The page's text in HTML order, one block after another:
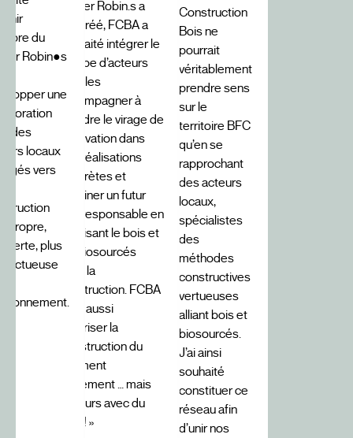
du
Robin●s
une
des
locaux
vers
propre,
verte, plus
cluster Robin.s a
été créé, FCBA a
souhaité intégrer le
groupe d’acteurs
pour les
accompagner à
prendre le virage de
l’innovation dans
des réalisations
concrètes et
imaginer un futur
eco responsable en
valorisant le bois et
les biosourcés
dans la
construction. FCBA
c’est aussi
Favoriser la
Construction du
Bâtiment
Autrement … mais
toujours avec du
bois ! »
Construction
Bois ne
pourrait
véritablement
prendre sens
sur le
territoire BFC
qu’en se
rapprochant
des acteurs
locaux,
spécialistes
des
méthodes
constructives
vertueuses
alliant bois et
biosourcés.
J’ai ainsi
souhaité
constituer ce
réseau afin
d’unir nos